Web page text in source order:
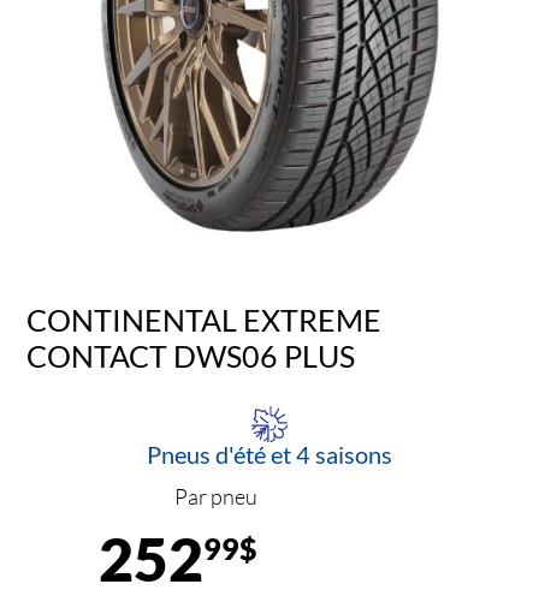
CONTINENTAL EXTREME
CONTACT DWS06 PLUS
Pneus d'été et 4 saisons
Par pneu
25299$